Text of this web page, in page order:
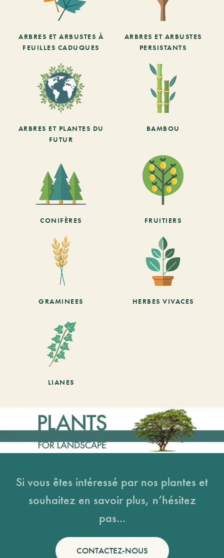
ARBRES ET ARBUSTES À
FEUILLES CADUQUES
ARBRES ET ARBUSTES
PERSISTANTS
ARBRES ET PLANTES DU
FUTUR
BAMBOU
CONIFÈRES FRUITIERS
GRAMINEES HERBES VIVACES
LIANES
Si vous êtes intéressé par nos plantes et
souhaitez en savoir plus, n’hésitez
pas...
CONTACTEZ-NOUS